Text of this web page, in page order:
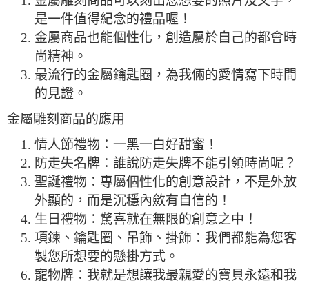
是一件值得紀念的禮品喔！
金屬商品也能個性化，創造屬於自己的都會時
尚精神。
最流行的金屬鑰匙圈，為我倆的愛情寫下時間
的見證。
金屬雕刻商品的應用
情人節禮物：一黑一白好甜蜜！
防走失名牌：誰說防走失牌不能引領時尚呢？
聖誕禮物：專屬個性化的創意設計，不是外放
外顯的，而是沉穩內斂有自信的！
生日禮物：驚喜就在無限的創意之中！
項鍊、鑰匙圈、吊飾、掛飾：我們都能為您客
製您所想要的懸掛方式。
寵物牌：我就是想讓我最親愛的寶貝永遠和我